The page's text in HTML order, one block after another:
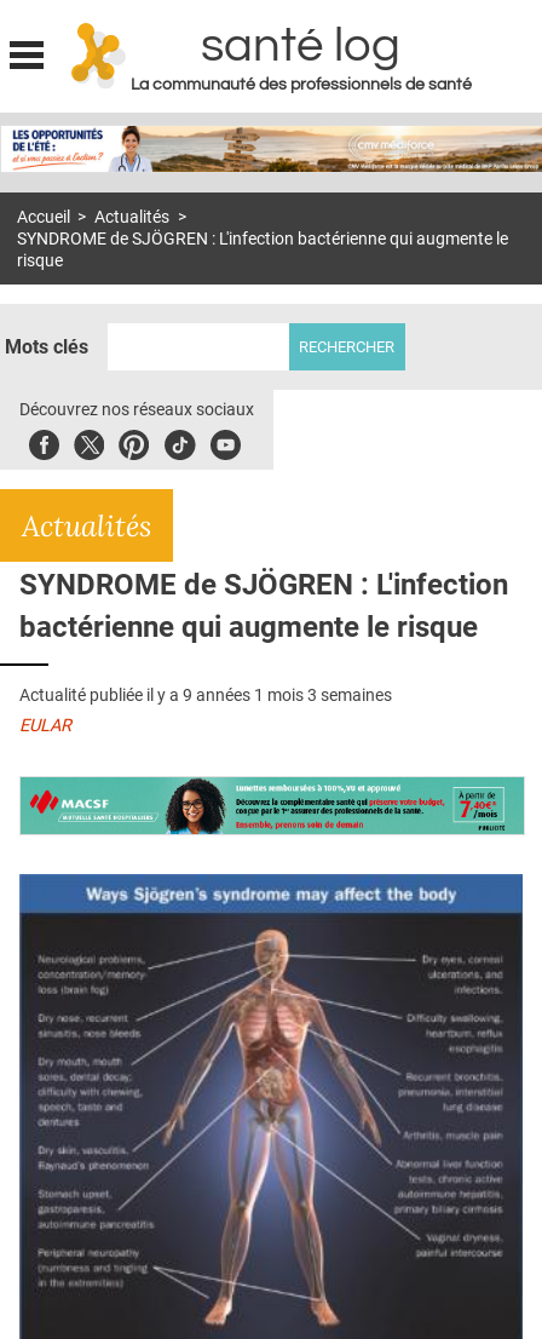
Jump to navigation
santé log
La communauté des professionnels de santé
MON COMPTE
S'ABONNER À LA REVUE SOIN À DOMICILE
ACTUS
E-REVUE SAD
THÉMA
CONTACT
Accueil > Actualités >
SYNDROME de SJÖGREN : L'infection bactérienne qui augmente le
risque
Mots clés
Découvrez nos réseaux sociaux
FacebookTwitterPinterest
TiktokYoubute
Actualités
SYNDROME de SJÖGREN : L'infection
bactérienne qui augmente le risque
Actualité publiée il y a 9 années 1 mois 3 semaines
EULAR